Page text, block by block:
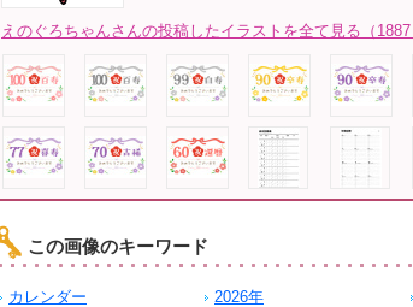
えのぐろちゃんさんの投稿したイラストを全て見る（1887
この画像のキーワード
カレンダー 2026年